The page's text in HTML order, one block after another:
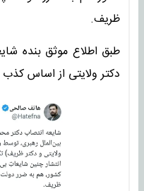
ظریف.
طبق اطلاع موثق بنده
دکتر ولایتی از اساس